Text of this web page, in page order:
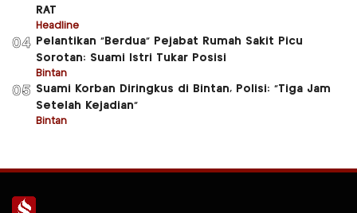
RAT
Headline
04
Pelantikan “Berdua” Pejabat Rumah Sakit Picu
Sorotan: Suami Istri Tukar Posisi
Bintan
05 Suami Korban Diringkus di Bintan, Polisi: “Tiga Jam
Setelah Kejadian”
Bintan